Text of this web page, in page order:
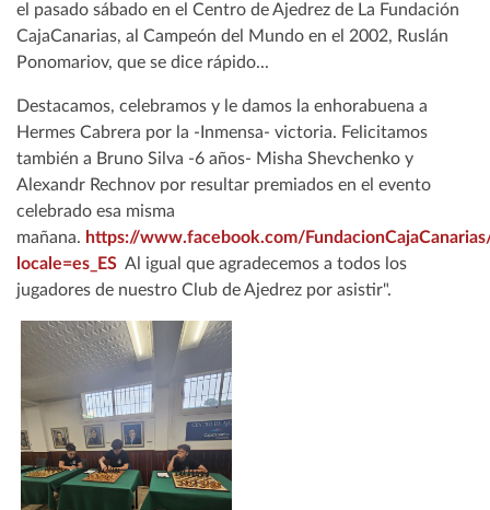
el pasado sábado en el Centro de Ajedrez de La Fundación
CajaCanarias, al Campeón del Mundo en el 2002, Ruslán
Ponomariov, que se dice rápido...
Destacamos, celebramos y le damos la enhorabuena a
Hermes Cabrera por la -Inmensa- victoria. Felicitamos
también a Bruno Silva -6 años- Misha Shevchenko y
Alexandr Rechnov por resultar premiados en el evento
celebrado esa misma
mañana. https://www.facebook.com/
locale=es_ES Al igual que agradecemos a todos los
jugadores de nuestro Club de Ajedrez por asistir".